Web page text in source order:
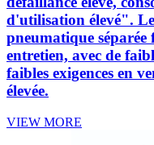
d'utilisation élevé".
pneumatique
entretien, avec de
faibles exigences en
élevée.
VIEW MORE